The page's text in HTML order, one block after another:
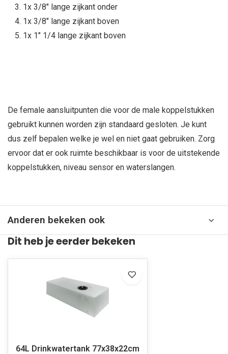
1x 3/8" lange zijkant onder
1x 3/8" lange zijkant boven
1x 1" 1/4 lange zijkant boven
De female aansluitpunten die voor de male koppelstukken
gebruikt kunnen worden zijn standaard gesloten. Je kunt
dus zelf bepalen welke je wel en niet gaat gebruiken. Zorg
ervoor dat er ook ruimte beschikbaar is voor de uitstekende
koppelstukken, niveau sensor en waterslangen.
Anderen bekeken ook
Dit heb je eerder bekeken
64L Drinkwatertank 77x38x22cm